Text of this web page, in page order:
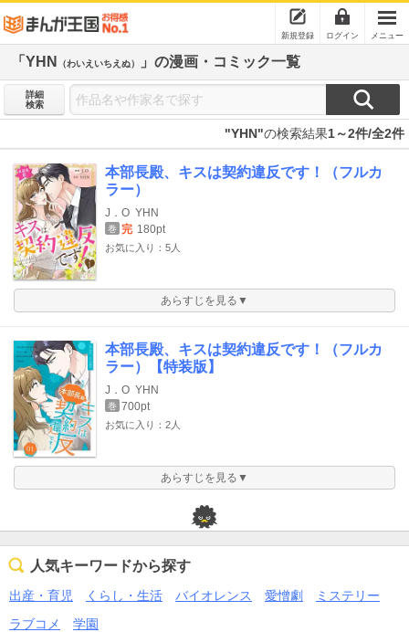
新規登録 ログイン メニュー
「YHN （わいえいちえぬ） 」の漫画・コミック一覧
詳細
検索
"YHN"の検索結果1～2件/全2件
本部長殿、キスは契約違反です！（フルカ
ラー）
J．O YHN
巻 完 180pt
お気に入り：5人
あらすじを見る▼
本部長殿、キスは契約違反です！（フルカ
ラー）【特装版】
J．O YHN
巻 700pt
お気に入り：2人
あらすじを見る▼
人気キーワードから探す
出産・育児 くらし・生活 バイオレンス 愛憎劇
ミステリー
ラブコメ
学園